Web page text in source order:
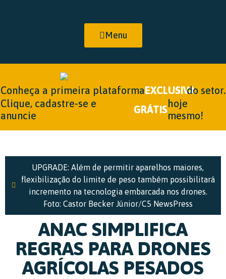
Menu
Conheça a primeira plataformaEXCLUSIVAdo setor.
Clique, cadastre-se e
anuncie
GRÁTIS
hoje
mesmo!
UPGRADE: Além de permitir aparelhos maiores,
flexibilização do limite de peso também possibilitará
incremento na tecnologia embarcada nos drones.
Foto: Castor Becker Júnior/C5 NewsPress
ANAC SIMPLIFICA
REGRAS PARA DRONES
AGRÍCOLAS PESADOS